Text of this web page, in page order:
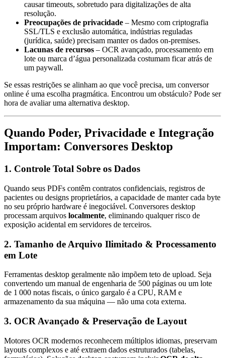
causar timeouts, sobretudo para digitalizações de alta
resolução.
Preocupações de privacidade – Mesmo com criptografia
SSL/TLS e exclusão automática, indústrias reguladas
(jurídica, saúde) precisam manter os dados on‑premises.
Lacunas de recursos – OCR avançado, processamento em
lote ou marca d’água personalizada costumam ficar atrás de
um paywall.
Se essas restrições se alinham ao que você precisa, um conversor
online é uma escolha pragmática. Encontrou um obstáculo? Pode ser
hora de avaliar uma alternativa desktop.
Quando Poder, Privacidade e Integração
Importam: Conversores Desktop
1. Controle Total Sobre os Dados
Quando seus PDFs contêm contratos confidenciais, registros de
pacientes ou designs proprietários, a capacidade de manter cada byte
no seu próprio hardware é inegociável. Conversores desktop
processam arquivos localmente, eliminando qualquer risco de
exposição acidental em servidores de terceiros.
2. Tamanho de Arquivo Ilimitado & Processamento
em Lote
Ferramentas desktop geralmente não impõem teto de upload. Seja
convertendo um manual de engenharia de 500 páginas ou um lote
de 1 000 notas fiscais, o único gargalo é a CPU, RAM e
armazenamento da sua máquina — não uma cota externa.
3. OCR Avançado & Preservação de Layout
Motores OCR modernos reconhecem múltiplos idiomas, preservam
layouts complexos e até extraem dados estruturados (tabelas,